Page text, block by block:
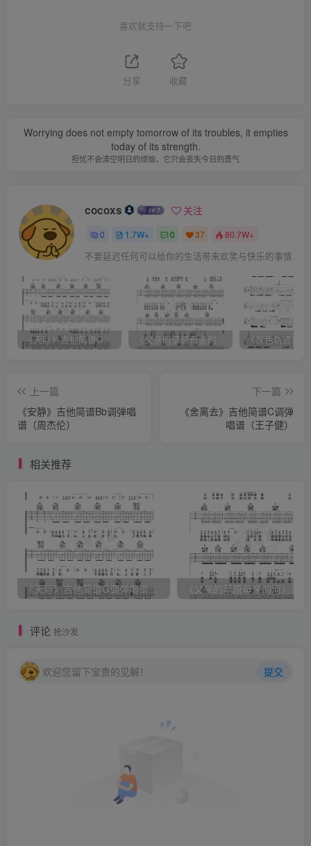
喜欢就支持一下吧
分享 收藏
Worrying does not empty tomorrow of its troubles, it empties
today of its strength.
担忧不会清空明日的烦恼，它只会丧失今日的勇气
cocoxs 关注
0 1.7W+ 0 37 80.7W+
不要延迟任何可以给你的生活带来欢笑与快乐的事情
上一篇
《安静》吉他简谱Bb调弹唱
谱（周杰伦）
下一篇
《舍离去》吉他简谱C调弹
唱谱（王子健）
相关推荐
《天际》吉他简谱G调弹唱谱（姜玉阳）
评论 抢沙发
欢迎您留下宝贵的见解！ 提交